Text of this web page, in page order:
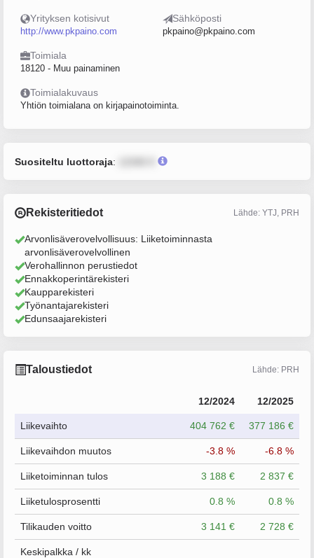
Yrityksen kotisivut
http://www.pkpaino.com
Sähköposti
pkpaino@pkpaino.com
Toimiala
18120 - Muu painaminen
Toimialakuvaus
Yhtiön toimialana on kirjapainotoiminta.
Suositeltu luottoraja:
Rekisteritiedot Lähde: YTJ, PRH
Arvonlisäverovelvollisuus: Liiketoiminnasta
arvonlisäverovelvollinen
Verohallinnon perustiedot
Ennakkoperintärekisteri
Kaupparekisteri
Työnantajarekisteri
Edunsaajarekisteri
Taloustiedot Lähde: PRH
12/2024 12/2025
Liikevaihto 404 762 € 377 186 €
Liikevaihdon muutos -3.8 % -6.8 %
Liiketoiminnan tulos 3 188 € 2 837 €
Liiketulosprosentti 0.8 % 0.8 %
Tilikauden voitto 3 141 € 2 728 €
Keskipalkka / kk